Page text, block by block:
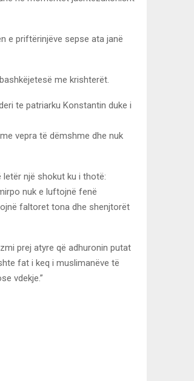
e priftërinjëve sepse ata janë
me krishterët.
te patriarku Konstantin duke i
vepra të dëmshme dhe nuk
letër një shokut ku i thotë:
nuk e luftojnë fenë
faltoret tona dhe shenjtorët
prej atyre që adhuronin putat
fat i keq i muslimanëve të
vdekje.”